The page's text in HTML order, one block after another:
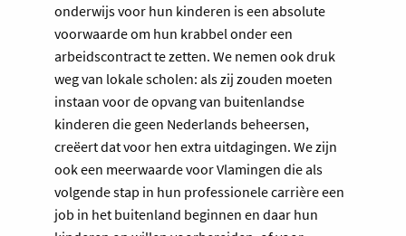
onderwijs voor hun kinderen is een absolute
voorwaarde om hun krabbel onder een
arbeidscontract te zetten. We nemen ook druk
weg van lokale scholen: als zij zouden moeten
instaan voor de opvang van buitenlandse
kinderen die geen Nederlands beheersen,
creëert dat voor hen extra uitdagingen. We zijn
ook een meerwaarde voor Vlamingen die als
volgende stap in hun professionele carrière een
job in het buitenland beginnen en daar hun